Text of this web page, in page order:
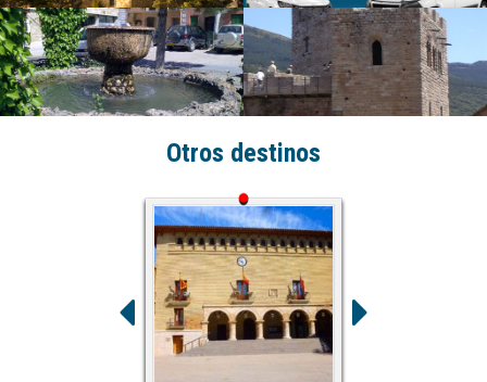
Otros destinos